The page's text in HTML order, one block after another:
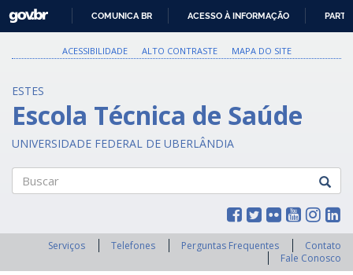
PARA
O
GOVBR
COMUNICA BR ACESSO À INFORMAÇÃO
ACESSIBILIDADE ALTO CONTRASTE MAPA DO SITE
ESTES
Escola Técnica de Saúde
UNIVERSIDADE FEDERAL DE UBERLÂNDIA
Serviços Telefones Perguntas Frequentes
Contato
Fale Conosco